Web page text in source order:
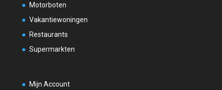
Motorboten
Vakantiewoningen
Restaurants
Supermarkten
Mijn Account